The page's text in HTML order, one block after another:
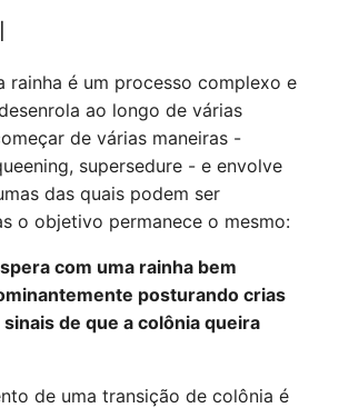
rainha é um processo complexo e
ao longo de várias
de várias maneiras -
supersedure - e envolve
das quais podem ser
o objetivo permanece o mesmo:
com uma rainha bem
posturando crias
de que a colônia queira
de uma transição de colônia é